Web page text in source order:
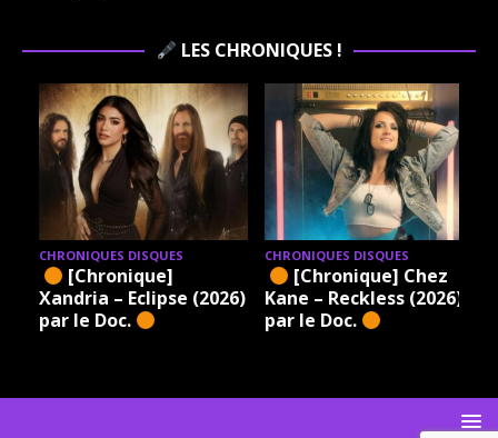
LES CHRONIQUES !
CHRONIQUES DISQUES
[Chronique]
Xandria – Eclipse (2026)
par le Doc.
CHRONIQUES DISQUES
[Chronique] Chez
Kane – Reckless (2026)
par le Doc.